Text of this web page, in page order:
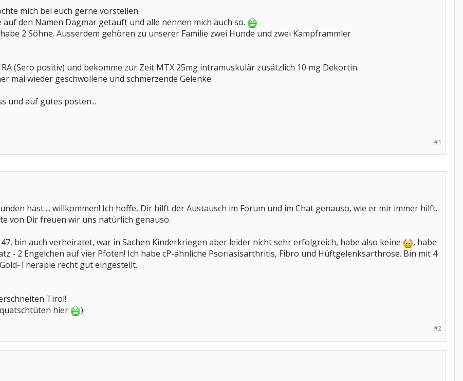
mich bei euch gerne vorstellen.
den Namen Dagmar getauft und alle nennen mich auch so.
2 Söhne. Ausserdem gehören zu unserer Familie zwei Hunde und zwei Kampframmler
(Sero positiv) und bekomme zur Zeit MTX 25mg intramuskulär zusätzlich 10 mg Dekortin.
mal wieder geschwollene und schmerzende Gelenke.
und auf gutes posten...
#1
hast ... willkommen! Ich hoffe, Dir hilft der Austausch im Forum und im Chat genauso, wie er mir immer hilft.
von Dir freuen wir uns natürlich genauso.
bin auch verheiratet, war in Sachen Kinderkriegen aber leider nicht sehr erfolgreich, habe also keine
, habe
- 2 Engelchen auf vier Pfoten! Ich habe cP-ähnliche Psoriasisarthritis, Fibro und Hüftgelenksarthrose. Bin mit 4
Therapie recht gut eingestellt.
Tirol!
hier
)
#2